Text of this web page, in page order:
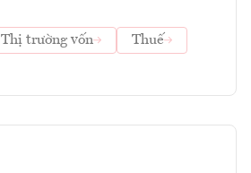
Thị trường vốn
Thuế